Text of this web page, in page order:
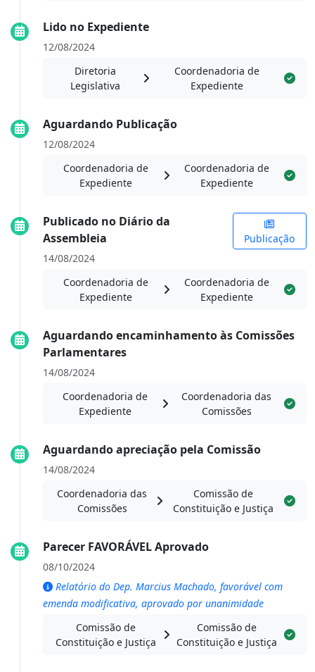
Lido no Expediente
12/08/2024
Diretoria
Legislativa
Coordenadoria de
Expediente
Aguardando Publicação
12/08/2024
Coordenadoria de
Expediente
Coordenadoria de
Expediente
Publicado no Diário da
Assembleia
Publicação
14/08/2024
Coordenadoria de
Expediente
Coordenadoria de
Expediente
Aguardando encaminhamento às Comissões
Parlamentares
14/08/2024
Coordenadoria de
Expediente
Coordenadoria das
Comissões
Aguardando apreciação pela Comissão
14/08/2024
Coordenadoria das
Comissões
Comissão de
Constituição e Justiça
Parecer FAVORÁVEL Aprovado
08/10/2024
Relatório do Dep. Marcius Machado, favorável com
emenda modificativa, aprovado por unanimidade
Comissão de
Constituição e Justiça
Comissão de
Constituição e Justiça